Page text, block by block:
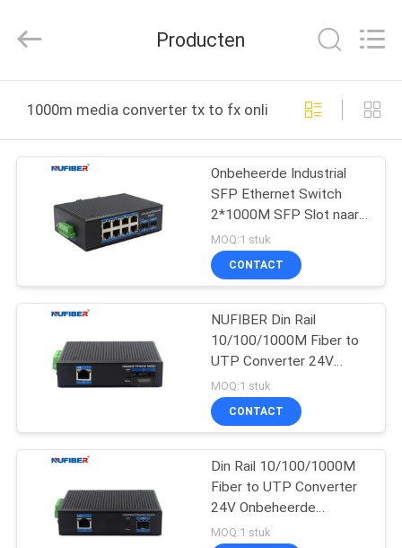
PRODUCTEN
ONGEVEER
FABRIEKSREIS
KWALITEITSCONTROLE
ONS
NIEUWS
Co.,Ltd.
Developed
Producten
1000m media converter tx to fx online fabricage
Onbeheerde Industrial
SFP Ethernet Switch
2*1000M SFP Slot naar
8*10/100/1000Mbps
RJ45 Port Din Rail Mount
DC24V
MOQ:1 stuk
CONTACT
NUFIBER Din Rail
10/100/1000M Fiber to
UTP Converter 24V
Onbeheerde industriële
schakelaar
MOQ:1 stuk
CONTACT
Din Rail 10/100/1000M
Fiber to UTP Converter
24V Onbeheerde
industriële schakelaar
MOQ:1 stuk